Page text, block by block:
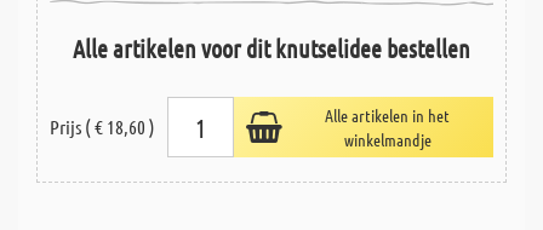
Alle artikelen voor dit knutselidee bestellen
Prijs ( € 18,60 )
Alle artikelen in het
winkelmandje